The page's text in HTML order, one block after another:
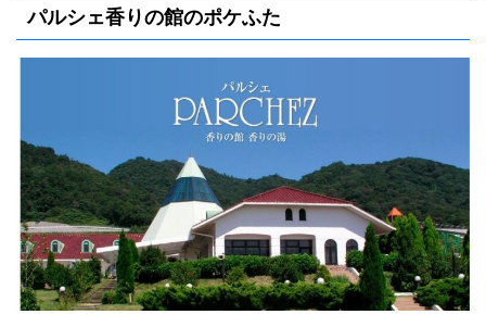
パルシェ香りの館のポケふた